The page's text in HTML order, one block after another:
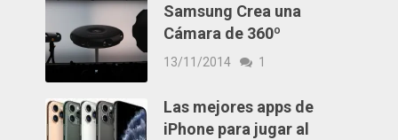
Samsung Crea una
Cámara de 360º
13/11/2014 1
Las mejores apps de
iPhone para jugar al